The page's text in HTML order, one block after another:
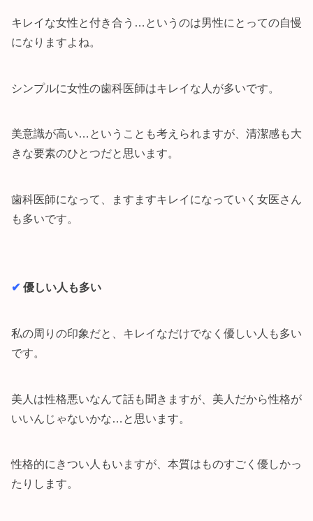
キレイな女性と付き合う…というのは男性にとっての自慢
になりますよね。
シンプルに女性の歯科医師はキレイな人が多いです。
美意識が高い…ということも考えられますが、清潔感も大
きな要素のひとつだと思います。
歯科医師になって、ますますキレイになっていく女医さん
も多いです。
✔︎ 優しい人も多い
私の周りの印象だと、キレイなだけでなく優しい人も多い
です。
美人は性格悪いなんて話も聞きますが、美人だから性格が
いいんじゃないかな…と思います。
性格的にきつい人もいますが、本質はものすごく優しかっ
たりします。